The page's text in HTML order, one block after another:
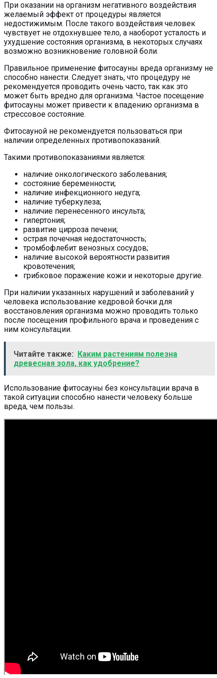
При оказании на организм негативного воздействия
желаемый эффект от процедуры является
недостижимым. После такого воздействия человек
чувствует не отдохнувшее тело, а наоборот усталость и
ухудшение состояния организма, в некоторых случаях
возможно возникновение головной боли.
Правильное применение фитосауны вреда организму не
способно нанести. Следует знать, что процедуру не
рекомендуется проводить очень часто, так как это
может быть вредно для организма. Частое посещение
фитосауны может привести к впадению организма в
стрессовое состояние.
Фитосауной не рекомендуется пользоваться при
наличии определенных противопоказаний.
Такими противопоказаниями является:
наличие онкологического заболевания;
состояние беременности;
наличие инфекционного недуга;
наличие туберкулеза;
наличие перенесенного инсульта;
гипертония;
развитие цирроза печени;
острая почечная недостаточность;
тромбофлебит венозных сосудов;
наличие высокой вероятности развития
кровотечения;
грибковое поражение кожи и некоторые другие.
При наличии указанных нарушений и заболеваний у
человека использование кедровой бочки для
восстановления организма можно проводить только
после посещения профильного врача и проведения с
ним консультации.
Читайте также:
Каким растениям полезна
древесная зола, как удобрение?
Использование фитосауны без консультации врача в
такой ситуации способно нанести человеку больше
вреда, чем пользы.